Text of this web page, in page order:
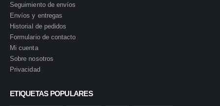
Seguimiento de envíos
Envíos y entregas
Historial de pedidos
Formulario de contacto
Mi cuenta
Sobre nosotros
Privacidad
ETIQUETAS POPULARES